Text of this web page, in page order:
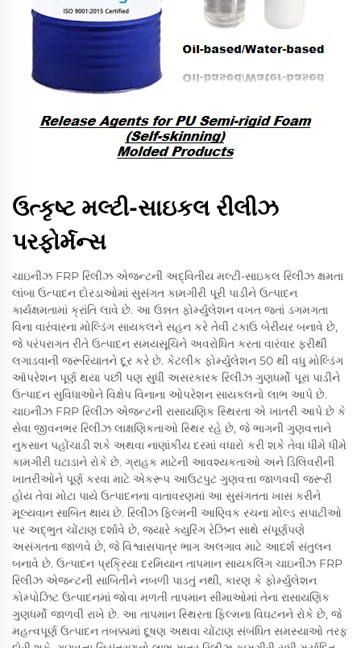
ઉત્કૃષ્ટ મલ્ટી-સાઇકલ રીલીઝ
પરફોર્મન્સ
ચાઇનીઝ FRP રિલીઝ એજન્ટની અદ્વિતીય મલ્ટી-સાઇકલ રિલીઝ ક્ષમતા
લાંબા ઉત્પાદન દોરડાઓમાં સુસંગત કામગીરી પૂરી પાડીને ઉત્પાદન
કાર્યક્ષમતામાં ક્રાંતિ લાવે છે. આ ઉન્નત ફોર્મ્યુલેશન વખત જતાં ડગમગતા
વિના વારંવારના મોલ્ડિંગ સાયકલને સહન કરે તેવી ટકાઉ બેરીયર બનાવે છે,
જે પરંપરાગત રીતે ઉત્પાદન સમયસૂચિને અવરોધિત કરતા વારંવાર ફરીથી
લગાડવાની જરૂરિયાતને દૂર કરે છે. કેટલીક ફોર્મ્યુલેશન 50 થી વધુ મોલ્ડિંગ
ઑપરેશન પૂર્ણ થયા પછી પણ સુધી અસરકારક રિલીઝ ગુણધર્મો પૂરા પાડીને
ઉત્પાદન સુવિધાઓને વિક્ષેપ વિનાના ઓપરેશન સાયકલનો લાભ આપે છે.
ચાઇનીઝ FRP રિલીઝ એજન્ટની રાસાયણિક સ્થિરતા એ ખાતરી આપે છે કે
સેવા જીવનભર રિલીઝ લાક્ષણિકતાઓ સ્થિર રહે છે, જે ભાગની ગુણવત્તાને
નુકસાન પહોંચાડી શકે અથવા નાણાંકીય દરમાં વધારો કરી શકે તેવા ધીમે ધીમે
કામગીરી ઘટાડાને રોકે છે. ગ્રાહક માટેની આવશ્યકતાઓ અને ડિલિવરીની
ખાતરીઓને પૂર્ણ કરવા માટે એકરૂપ આઉટપુટ ગુણવત્તા જાળવવી જરૂરી
હોય તેવા મોટા પાયે ઉત્પાદનના વાતાવરણમાં આ સુસંગતતા ખાસ કરીને
મૂલ્યવાન સાબિત થાય છે. રિલીઝ ફિલ્મની આણ્વિક રચના મોલ્ડ સપાટીઓ
પર અદ્ભુત ચોંટાણ દર્શાવે છે, જ્યારે ક્યુરિંગ રેઝિન સાથે સંપૂર્ણપણે
અસંગતતા જાળવે છે, જે વિશ્વાસપાત્ર ભાગ અલગાવ માટે આદર્શ સંતુલન
બનાવે છે. ઉત્પાદન પ્રક્રિયા દરમિયાન તાપમાન સાયકલિંગ ચાઇનીઝ FRP
રિલીઝ એજન્ટની સાબિતીને નબળી પાડતું નથી, કારણ કે ફોર્મ્યુલેશન
કોમ્પોઝિટ ઉત્પાદનમાં જોવા મળતી તાપમાન સીમાઓમાં તેના રાસાયણિક
ગુણધર્મો જાળવી રાખે છે. આ તાપમાન સ્થિરતા ફિલ્મના વિઘટનને રોકે છે, જે
મહત્વપૂર્ણ ઉત્પાદન તબક્કામાં દૂષણ અથવા ચોંટાણ સંબંધિત સમસ્યાઓ તરફ